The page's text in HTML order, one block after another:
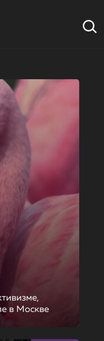
в Москве